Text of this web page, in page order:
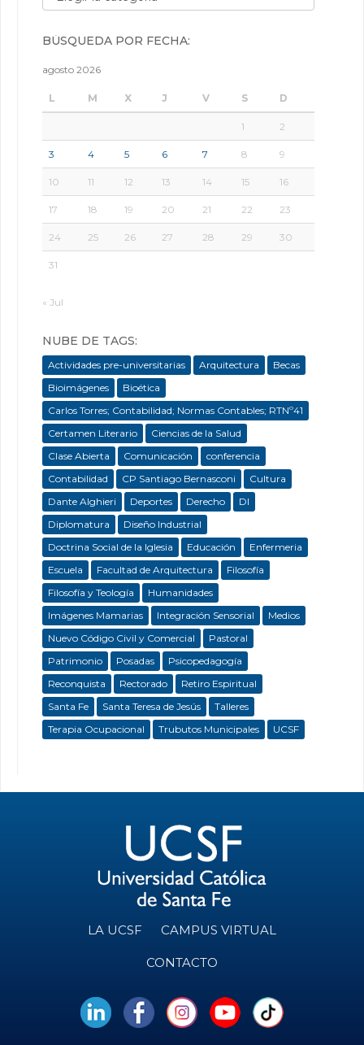
BÚSQUEDA POR FECHA:
agosto 2026
L M X J V S D
1 2
3 4 5 6 7 8 9
10 11 12 13 14 15 16
17 18 19 20 21 22 23
24 25 26 27 28 29 30
31
« Jul
NUBE DE TAGS:
Actividades pre-universitarias Arquitectura
Becas
Bioimágenes
Bioética
Carlos Torres; Contabilidad; Normas Contables; RTNº41
Certamen Literario
Ciencias de la Salud
Clase Abierta
Comunicación
conferencia
Contabilidad
CP Santiago Bernasconi
Cultura
Dante Alghieri
Deportes Derecho
DI
Diplomatura
Diseño Industrial
Doctrina Social de la Iglesia
Educación
Enfermeria
Escuela
Facultad de Arquitectura
Filosofía
Filosofía y Teología
Humanidades
Imágenes Mamarias
Integración Sensorial
Medios
Nuevo Código Civil y Comercial
Pastoral
Patrimonio
Posadas
Psicopedagogía
Reconquista
Rectorado
Retiro Espiritual
Santa Fe
Santa Teresa de Jesús
Talleres
Terapia Ocupacional
Trubutos Municipales UCSF
LA UCSF CAMPUS VIRTUAL
CONTACTO